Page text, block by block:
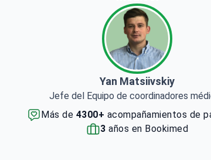
Yan Matsiivskiy
Jefe del Equipo de coordinadores
Más de 4300+ acompañamientos de
3 años en Bookimed